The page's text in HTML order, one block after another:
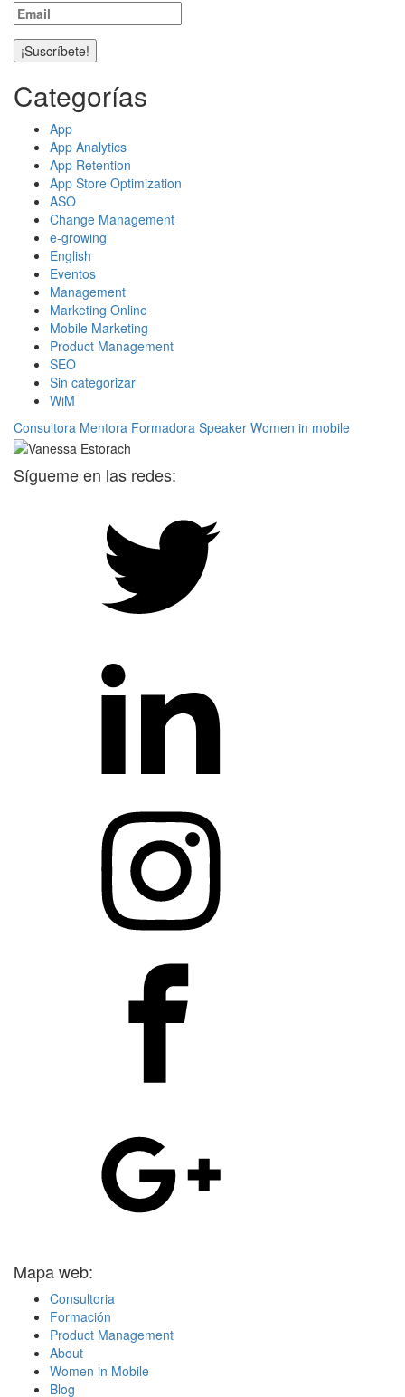
Categorías
App
App Analytics
App Retention
App Store Optimization
ASO
Change Management
e-growing
English
Eventos
Management
Marketing Online
Mobile Marketing
Product Management
SEO
Sin categorizar
WiM
Consultora Mentora Formadora Speaker Women in mobile
Sígueme en las redes:
Mapa web:
Consultoria
Formación
Product Management
About
Women in Mobile
Blog